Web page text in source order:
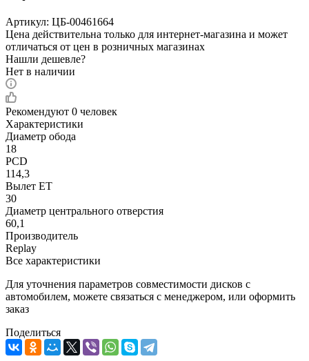
Артикул: ЦБ-00461664
Цена действительна только для интернет-магазина и может
отличаться от цен в розничных магазинах
Нашли дешевле?
Нет в наличии
Рекомендуют 0 человек
Характеристики
Диаметр обода
18
PCD
114,3
Вылет ET
30
Диаметр центрального отверстия
60,1
Производитель
Replay
Все характеристики
Для уточнения параметров совместимости дисков с
автомобилем, можете связаться с менеджером, или оформить
заказ
Поделиться